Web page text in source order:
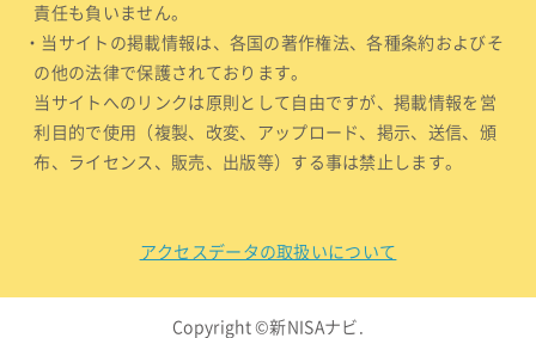
責任も負いません。
・当サイトの掲載情報は、各国の著作権法、各種条約およびそ
の他の法律で保護されております。
当サイトへのリンクは原則として自由ですが、掲載情報を営
利目的で使用（複製、改変、アップロード、掲示、送信、頒
布、ライセンス、販売、出版等）する事は禁止します。
アクセスデータの取扱いについて
Copyright ©新NISAナビ.